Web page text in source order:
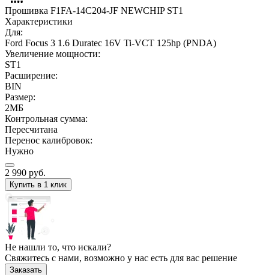
Прошивка F1FA-14C204-JF NEWCHIP ST1
Характеристики
Для:
Ford Focus 3 1.6 Duratec 16V Ti-VCT 125hp (PNDA)
Увеличение мощности:
ST1
Расширение:
BIN
Размер:
2МБ
Контрольная сумма:
Пересчитана
Перенос калибровок:
Нужно
2 990 руб.
Купить в 1 клик
Не нашли то, что искали?
Свяжитесь с нами, возможно у нас есть для вас решение
Заказать